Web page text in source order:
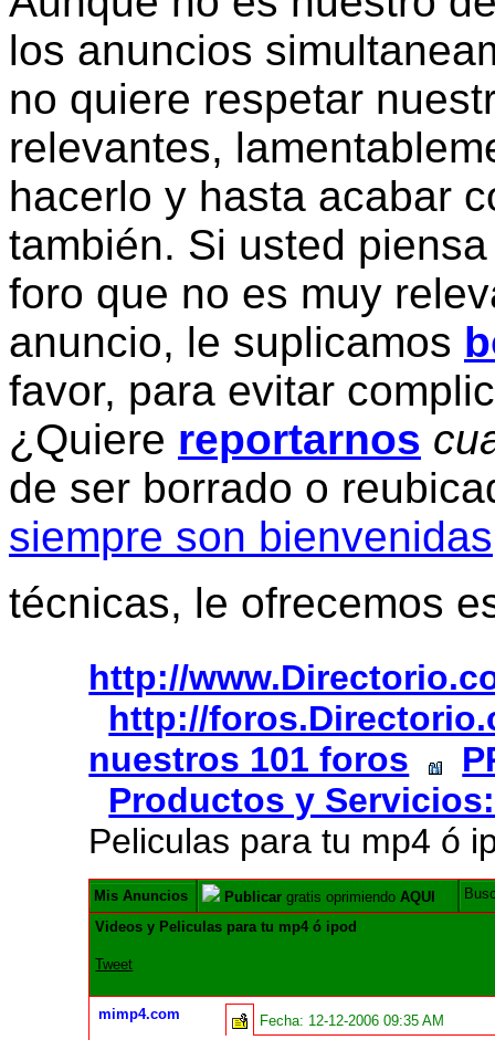
los anuncios
no quiere respetar
relevantes,
hacerlo y hasta acabar
también. Si usted
foro que no es muy
anuncio, le suplicamos
favor, para evitar
¿Quiere reportarnos
de ser borrado o
siempre son bienvenidas
técnicas, le ofrecemos
http://
http://
nuestros 101 foros
Productos y
Peliculas para tu mp4 ó
Mis Anuncios Publicar gratis oprimiendoAQUI
Videos y Peliculas para tu mp4 ó ipod
Tweet
mimp4.com Fecha: 12-12-2006 09:35 AM